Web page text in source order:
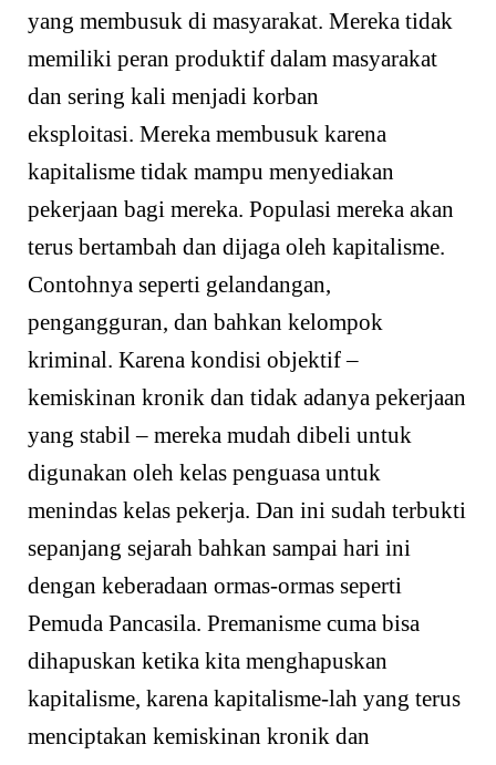
yang membusuk di masyarakat. Mereka tidak
memiliki peran produktif dalam masyarakat
dan sering kali menjadi korban
eksploitasi. Mereka membusuk karena
kapitalisme tidak mampu menyediakan
pekerjaan bagi mereka. Populasi mereka akan
terus bertambah dan dijaga oleh kapitalisme.
Contohnya seperti gelandangan,
pengangguran, dan bahkan kelompok
kriminal. Karena kondisi objektif –
kemiskinan kronik dan tidak adanya pekerjaan
yang stabil – mereka mudah dibeli untuk
digunakan oleh kelas penguasa untuk
menindas kelas pekerja. Dan ini sudah terbukti
sepanjang sejarah bahkan sampai hari ini
dengan keberadaan ormas-ormas seperti
Pemuda Pancasila. Premanisme cuma bisa
dihapuskan ketika kita menghapuskan
kapitalisme, karena kapitalisme-lah yang terus
menciptakan kemiskinan kronik dan